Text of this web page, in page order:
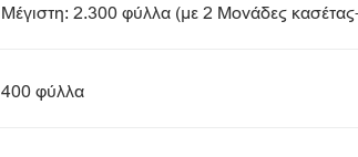
Μέγιστη: 2.300 φύλλα (με 2 Μονάδες
400 φύλλα